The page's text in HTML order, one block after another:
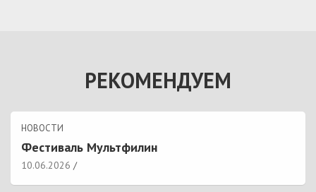
РЕКОМЕНДУЕМ
НОВОСТИ
Фестиваль Мультфилин
10.06.2026